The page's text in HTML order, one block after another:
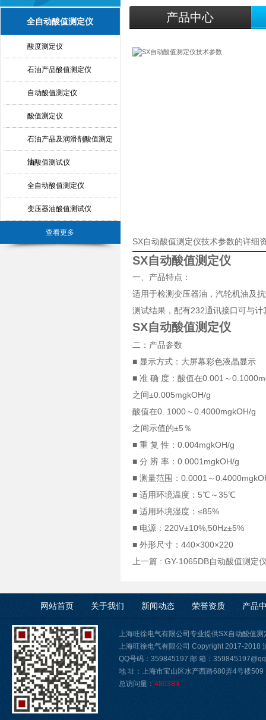
全自动酸值测定仪
酸度测定仪
石油产品酸值测定仪
自动酸值测定仪
酸值测定仪
石油产品及润滑剂酸值测定
法
油酸值测试仪
全自动酸值测定仪
变压器油酸值测试仪
查看更多
产品中心
SX自动酸值测定仪技术参数的详细
SX自动酸值测定仪
一、产品特点：
适用于检测变压器油，汽轮机油及
测试结果，配有232通讯接口可与
SX自动酸值测定仪
二：产品参数
■ 显示方式：大屏幕彩色液晶显示
■ 准 确 度：酸值在0.001～
之间±0.005mgkOH/g
酸值在0. 1000～0.4000mgkOH/g
之间示值的±5％
■ 重 复 性：0.004mgkOH/g
■ 分 辨 率：0.0001mgkOH/g
■ 测量范围：0.0001～
■ 适用环境温度：5℃～35℃
■ 适用环境湿度：≤85%
■ 电源：220V±10%,50Hz±5%
■ 外形尺寸：440×300×220
上一篇 : GY-1065DB自动酸值测定
网站首页 关于我们 新闻动态 荣誉资质 产品
上海旺徐电气有限公司专业提供SX自动酸值
上海旺徐电气有限公司 Copyright 2017-2018
QQ号码：359845197 邮 箱：
地 址：上海市宝山区水产西路680弄4号楼509
总访问量： 480383